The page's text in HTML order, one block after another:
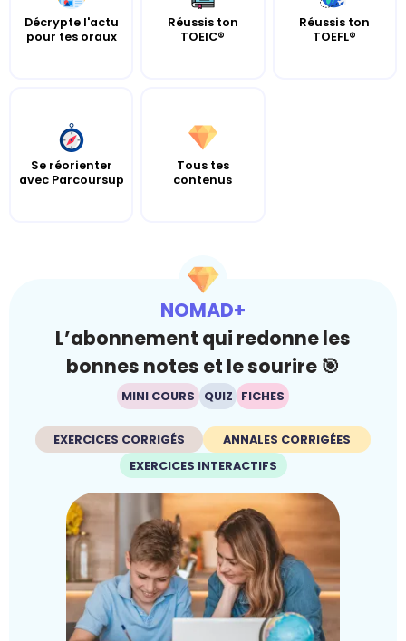
Décrypte l'actu
pour tes oraux
Réussis ton
TOEIC®
Réussis ton
TOEFL®
Se réorienter
avec Parcoursup
Tous tes
contenus
NOMAD+
L’abonnement qui redonne les
bonnes notes et le sourire 🎯
MINI COURS QUIZ FICHES
EXERCICES CORRIGÉS
ANNALES CORRIGÉES
EXERCICES INTERACTIFS